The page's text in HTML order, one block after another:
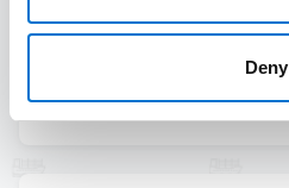
Deny